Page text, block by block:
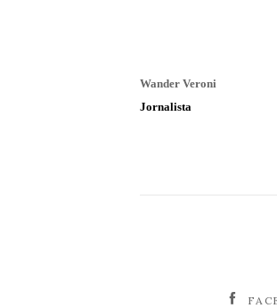
Wander Veroni
Jornalista